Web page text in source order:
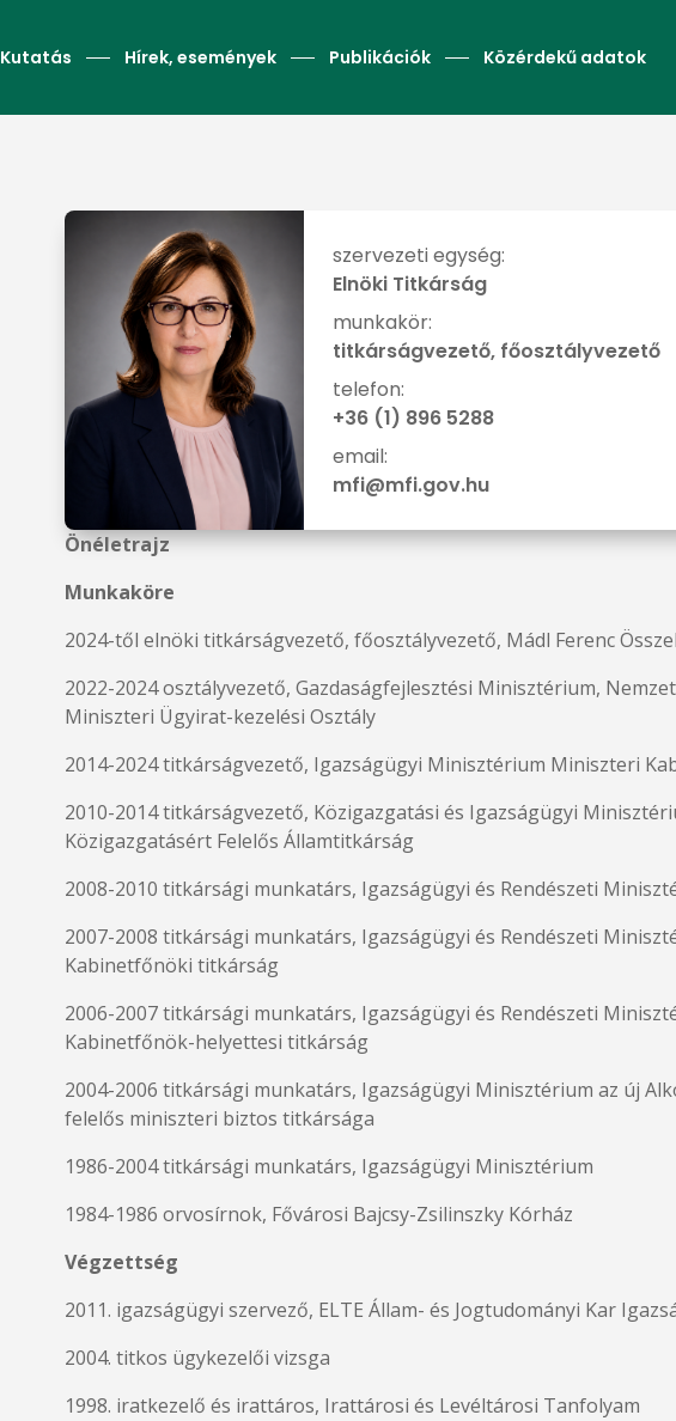
Kutatás Hírek, események Publikációk Közérdekű adatok
szervezeti egység:
Elnöki Titkárság
munkakör:
titkárságvezető, főosztályvezető
telefon:
+36 (1) 896 5288
email:
mfi@mfi.gov.hu
Önéletrajz
Munkaköre
2024-től elnöki titkárságvezető, főosztályvezető, Mádl Ferenc
2022-2024 osztályvezető, Gazdaságfejlesztési Minisztérium,
Miniszteri Ügyirat-kezelési Osztály
2014-2024 titkárságvezető, Igazságügyi Minisztérium Miniszteri
2010-2014 titkárságvezető, Közigazgatási és Igazságügyi
Közigazgatásért Felelős Államtitkárság
2008-2010 titkársági munkatárs, Igazságügyi és Rendészeti
2007-2008 titkársági munkatárs, Igazságügyi és Rendészeti
Kabinetfőnöki titkárság
2006-2007 titkársági munkatárs, Igazságügyi és Rendészeti
Kabinetfőnök-helyettesi titkárság
2004-2006 titkársági munkatárs, Igazságügyi Minisztérium az új
felelős miniszteri biztos titkársága
1986-2004 titkársági munkatárs, Igazságügyi Minisztérium
1984-1986 orvosírnok, Fővárosi Bajcsy-Zsilinszky Kórház
Végzettség
2011. igazságügyi szervező, ELTE Állam- és Jogtudományi Kar
2004. titkos ügykezelői vizsga
1998. iratkezelő és irattáros, Irattárosi és Levéltárosi Tanfolyam